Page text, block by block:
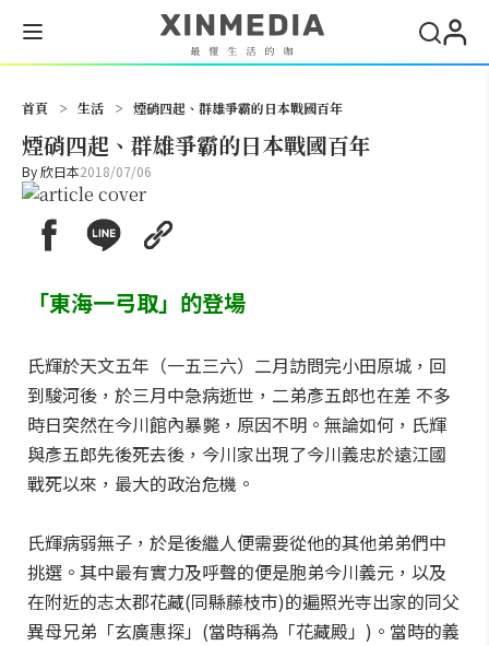
首頁 > 生活 > 煙硝四起、群雄爭霸的日本戰國百年
煙硝四起、群雄爭霸的日本戰國百年
By欣日本2018/07/06
「東海一弓取」的登場
氏輝於天文五年（一五三六）二月訪問完小田原城，回
到駿河後，於三月中急病逝世，二弟彥五郎也在差 不多
時日突然在今川館內暴斃，原因不明。無論如何，氏輝
與彥五郎先後死去後，今川家出現了今川義忠於遠江國
戰死以來，最大的政治危機。
氏輝病弱無子，於是後繼人便需要從他的其他弟弟們中
挑選。其中最有實力及呼聲的便是胞弟今川義元，以及
在附近的志太郡花藏(同縣藤枝市)的遍照光寺出家的同父
異母兄弟「玄廣惠探」(當時稱為「花藏殿」)。當時的義